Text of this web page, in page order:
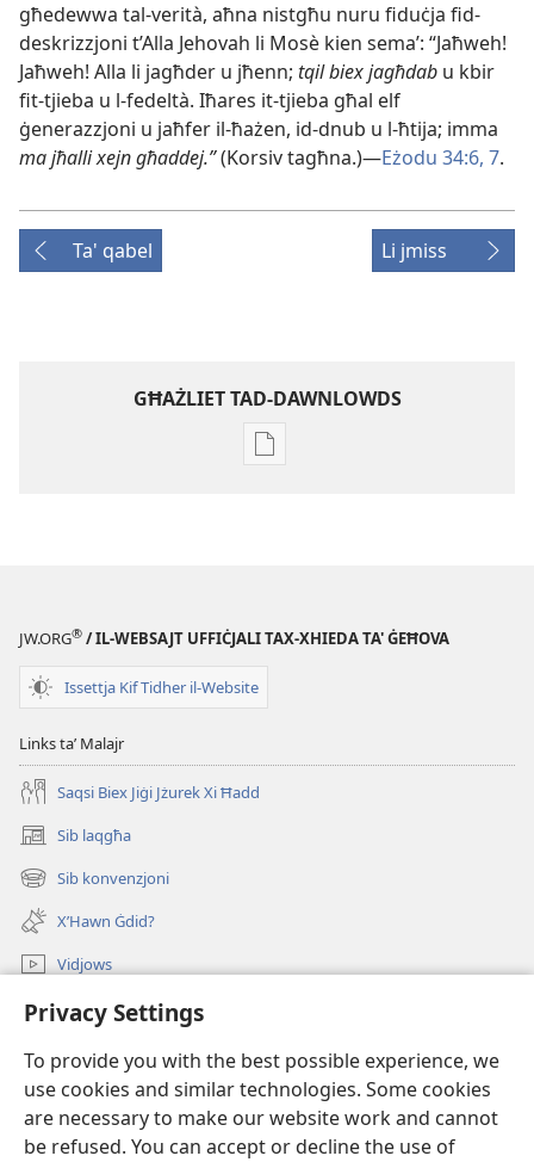
Privacy Settings
To provide you with the best possible experience, we
use cookies and similar technologies. Some cookies
are necessary to make our website work and cannot
be refused. You can accept or decline the use of
għedewwa tal-​verità, aħna nistgħu nuru fiduċja fid-​
deskrizzjoni t’Alla Jehovah li Mosè kien semaʼ: “Jaħweh!
Jaħweh! Alla li jagħder u jħenn; tqil biex jagħdab u kbir
fit-​tjieba u l-​fedeltà. Iħares it-​tjieba għal elf
ġenerazzjoni u jaħfer il-​ħażen, id-​dnub u l-​ħtija; imma
ma jħalli xejn għaddej.”(Korsiv tagħna.)—Eżodu 34:​6, 7.
Ta' qabel Li jmiss
GĦAŻLIET TAD-DAWNLOWDS
Għażliet
IT-
GĦASSA
EDIZZJONI
JW.ORG® / IL-WEBSAJT UFFIĊJALI TAX-XHIEDA TA' ĠEĦOVA
Issettja Kif Tidher il-Website
Links taʼ Malajr
Saqsi Biex Jiġi Jżurek Xi Ħadd
Sib laqgħa
(opens
new
window)
Sib konvenzjoni
(opens
new
window)
X’Hawn Ġdid?
Vidjows
Fittex f’JW.ORG
Donazzjonijiet
(opens
new
window)LIBRERIJA ONLAJN tat-Torri tal-Għassa
(opens